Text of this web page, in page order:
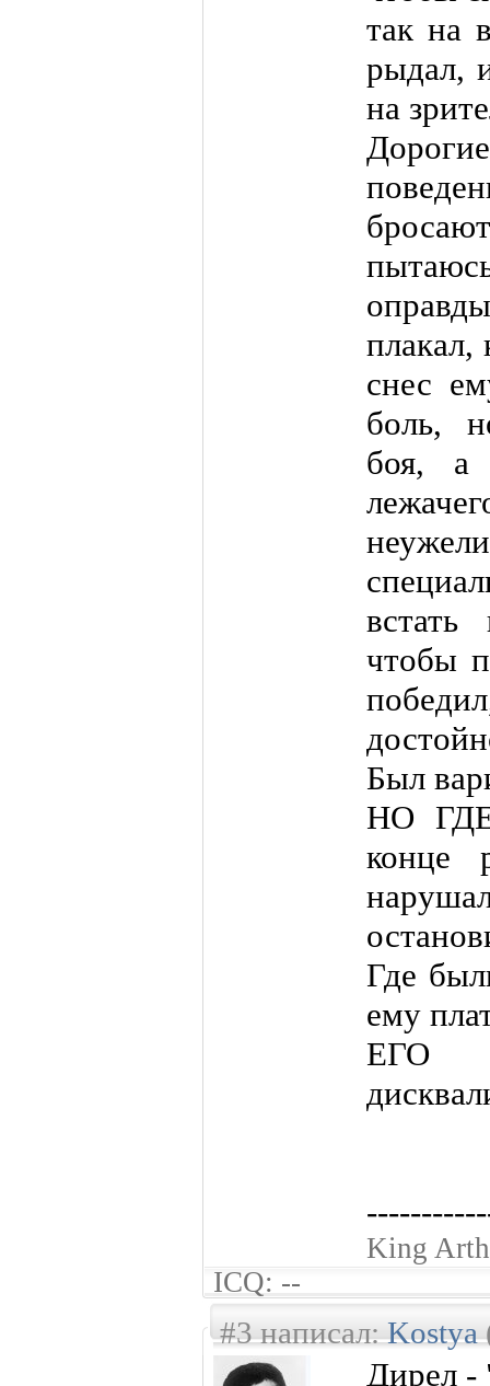
так на
рыдал,
на
снес
боль,
боя, а
встать
чтобы
Был
НО
конце
Где
ему
ЕГО
King
ICQ: --
#3 написал:Kostya
Дирел -